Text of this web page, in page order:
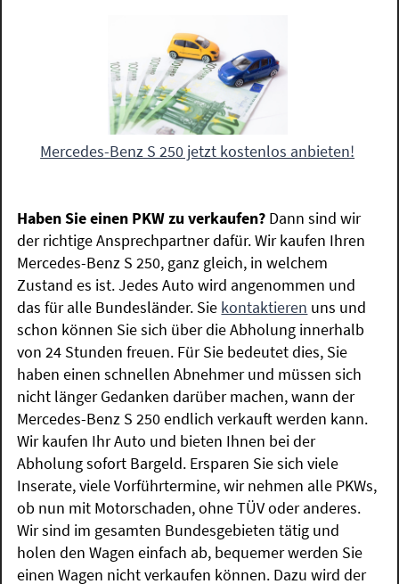
Mercedes-Benz S 250 jetzt kostenlos anbieten!
Haben Sie einen PKW zu verkaufen? Dann sind wir
der richtige Ansprechpartner dafür. Wir kaufen Ihren
Mercedes-Benz S 250, ganz gleich, in welchem
Zustand es ist. Jedes Auto wird angenommen und
das für alle Bundesländer. Sie kontaktieren uns und
schon können Sie sich über die Abholung innerhalb
von 24 Stunden freuen. Für Sie bedeutet dies, Sie
haben einen schnellen Abnehmer und müssen sich
nicht länger Gedanken darüber machen, wann der
Mercedes-Benz S 250 endlich verkauft werden kann.
Wir kaufen Ihr Auto und bieten Ihnen bei der
Abholung sofort Bargeld. Ersparen Sie sich viele
Inserate, viele Vorführtermine, wir nehmen alle PKWs,
ob nun mit Motorschaden, ohne TÜV oder anderes.
Wir sind im gesamten Bundesgebieten tätig und
holen den Wagen einfach ab, bequemer werden Sie
einen Wagen nicht verkaufen können. Dazu wird der